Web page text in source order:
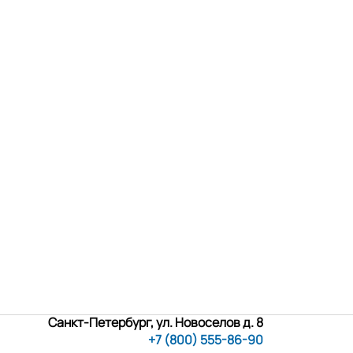
Санкт-Петербург, ул. Новоселов д. 8
+7 (800) 555-86-90